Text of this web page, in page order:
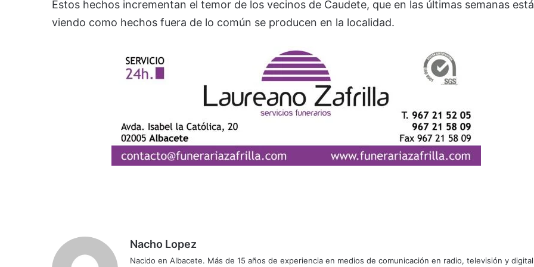
Estos hechos incrementan el temor de los vecinos de Caudete, que en las últimas semanas
viendo como hechos fuera de lo común se producen en la localidad.
Nacho Lopez
Nacido en Albacete. Más de 15 años de experiencia en medios de comunicación en radio, televisión y